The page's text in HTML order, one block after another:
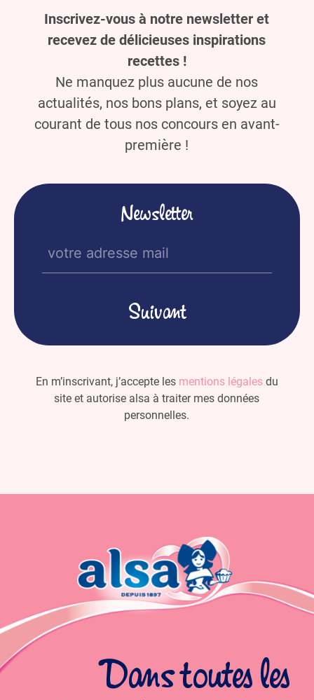
Inscrivez-vous à notre newsletter et
recevez de délicieuses inspirations
recettes !
Ne manquez plus aucune de nos
actualités, nos bons plans, et soyez au
courant de tous nos concours en avant-
première !
Newsletter
E-
mail
En m’inscrivant, j’accepte les mentions légalesdu
site et autorise alsa à traiter mes données
personnelles.
Dans toutes les